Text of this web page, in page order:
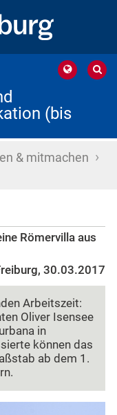
(bis
& mitmachen ›
Römervilla aus
30.03.2017
Arbeitszeit:
Oliver Isensee
in
können das
ab dem 1.